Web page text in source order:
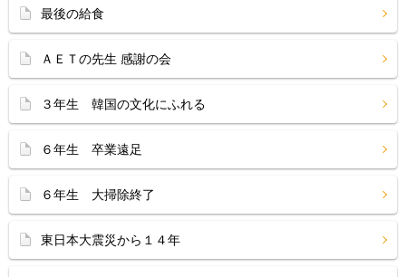
最後の給食
ＡＥＴの先生 感謝の会
３年生 韓国の文化にふれる
６年生 卒業遠足
６年生 大掃除終了
東日本大震災から１４年